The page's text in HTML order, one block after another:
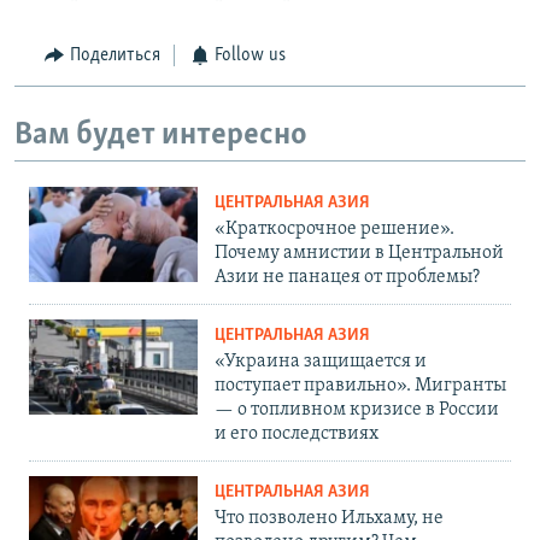
Поделиться Follow us
Вам будет интересно
ЦЕНТРАЛЬНАЯ АЗИЯ
«Краткосрочное решение».
Почему амнистии в Центральной
Азии не панацея от проблемы?
ЦЕНТРАЛЬНАЯ АЗИЯ
«Украина защищается и
поступает правильно». Мигранты
— о топливном кризисе в России
и его последствиях
ЦЕНТРАЛЬНАЯ АЗИЯ
Что позволено Ильхаму, не